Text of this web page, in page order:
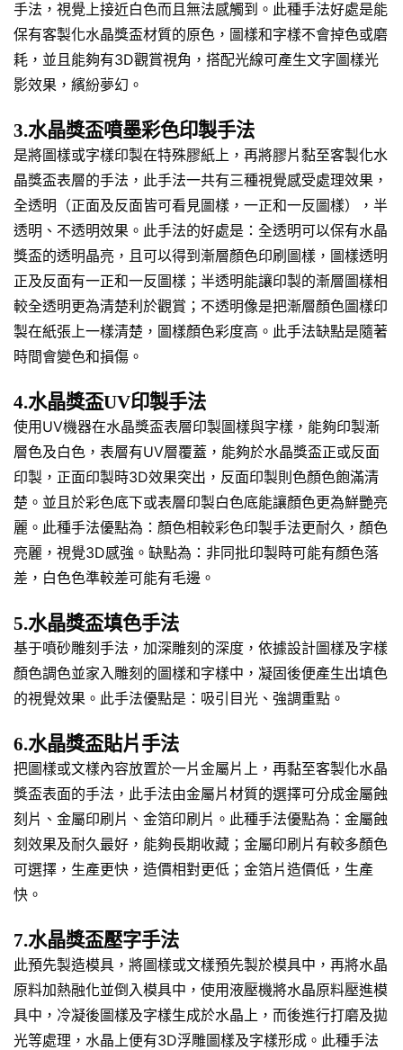
手法，視覺上接近白色而且無法感觸到。此種手法好處是能
保有客製化水晶獎盃材質的原色，圖樣和字樣不會掉色或磨
耗，並且能夠有3D觀賞視角，搭配光線可產生文字圖樣光
影效果，繽紛夢幻。
3.水晶獎盃噴墨彩色印製手法
是將圖樣或字樣印製在特殊膠紙上，再將膠片黏至客製化水
晶獎盃表層的手法，此手法一共有三種視覺感受處理效果，
全透明（正面及反面皆可看見圖樣，一正和一反圖樣），半
透明、不透明效果。此手法的好處是：全透明可以保有水晶
獎盃的透明晶亮，且可以得到漸層顏色印刷圖樣，圖樣透明
正及反面有一正和一反圖樣；半透明能讓印製的漸層圖樣相
較全透明更為清楚利於觀賞；不透明像是把漸層顏色圖樣印
製在紙張上一樣清楚，圖樣顏色彩度高。此手法缺點是隨著
時間會變色和損傷。
4.水晶獎盃UV印製手法
使用UV機器在水晶獎盃表層印製圖樣與字樣，能夠印製漸
層色及白色，表層有UV層覆蓋，能夠於水晶獎盃正或反面
印製，正面印製時3D效果突出，反面印製則色顏色飽滿清
楚。並且於彩色底下或表層印製白色底能讓顏色更為鮮艷亮
麗。此種手法優點為：顏色相較彩色印製手法更耐久，顏色
亮麗，視覺3D感強。缺點為：非同批印製時可能有顏色落
差，白色色準較差可能有毛邊。
5.水晶獎盃填色手法
基于噴砂雕刻手法，加深雕刻的深度，依據設計圖樣及字樣
顏色調色並家入雕刻的圖樣和字樣中，凝固後便產生出填色
的視覺效果。此手法優點是：吸引目光、強調重點。
6.水晶獎盃貼片手法
把圖樣或文樣內容放置於一片金屬片上，再黏至客製化水晶
獎盃表面的手法，此手法由金屬片材質的選擇可分成金屬蝕
刻片、金屬印刷片、金箔印刷片。此種手法優點為：金屬蝕
刻效果及耐久最好，能夠長期收藏；金屬印刷片有較多顏色
可選擇，生產更快，造價相對更低；金箔片造價低，生產
快。
7.水晶獎盃壓字手法
此預先製造模具，將圖樣或文樣預先製於模具中，再將水晶
原料加熱融化並倒入模具中，使用液壓機將水晶原料壓進模
具中，冷凝後圖樣及字樣生成於水晶上，而後進行打磨及拋
光等處理，水晶上便有3D浮雕圖樣及字樣形成。此種手法